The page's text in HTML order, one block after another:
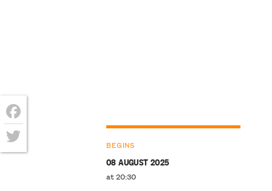
BEGINS
08 AUGUST 2025
at 20:30
Facebook
Twitter